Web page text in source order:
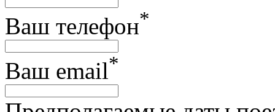
Ваш телефон*
Ваш email*